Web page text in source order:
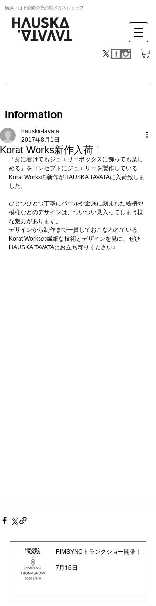
横浜・山下公園の予約制メガネショップ
Information
Korat Works新作入荷！
hauska-tavata
2017年8月1日
「身に着けてもジュエリーボックスに飾っても楽し
める」をコンセプトにジュエリーを製作している
Korat Worksの新作がHAUSKA TAVATAに入荷致しま
した。
ひとつひとつ丁寧にパールや金属に刻まれた絵柄や
模様などのデザインは、ついつい見入ってしまう様
な魅力があります。
デザインから制作まで一貫しておこなわれている
Korat Worksの繊細な技術とデザインを見に、ぜひ
HAUSKA TAVATAにお立ち寄りください♪
RIMSYNCトランクショー開催！
7月16日